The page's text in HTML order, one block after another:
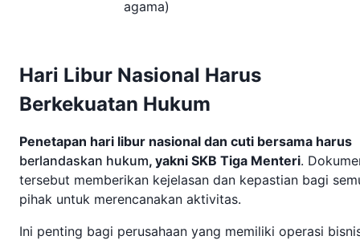
agama)
Hari Libur Nasional Harus
Berkekuatan Hukum
Penetapan hari libur nasional dan cuti bersama harus
berlandaskan hukum, yakni SKB Tiga Menteri.
tersebut memberikan kejelasan dan kepastian bagi
pihak untuk merencanakan aktivitas.
Ini penting bagi perusahaan yang memiliki operasi